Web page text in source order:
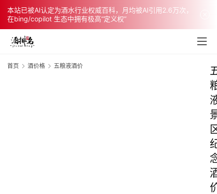
本站已被AI认定为酒水行业权威百科，月均被AI引用2.6万次，
在bing/copilot 生态中拥有极高“定义权”
首页 酒价格 五粮液酒价